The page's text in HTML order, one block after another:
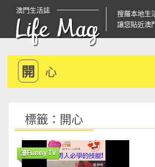
澳門生活誌
Life Mag
搜羅本地生
讓您貼近澳
開 心
標籤：開心
濠Funny TV